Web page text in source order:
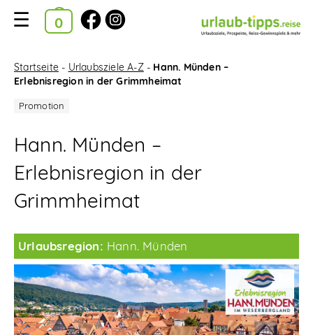
Kataloge
Suchfilter
Startseite
Reise-News
Reise-Gewinnspiele
Neue Katalog-Tipps
Ausgewählte Kataloge
Startseite - Urlaubsziele A-Z- Hann. Münden –
Erlebnisregion in der Grimmheimat
Hann. Münden –
Erlebnisregion in der
Grimmheimat
Urlaubsregion: Hann. Münden